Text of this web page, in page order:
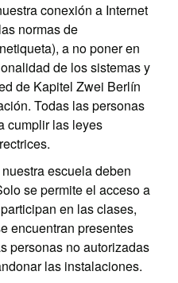
conexión a Internet
normas de
a no poner en
de los sistemas y
de Kapitel Zwei Berlín
Todas las personas
cumplir las leyes
escuela deben
se permite el acceso a
en las clases,
encuentran presentes
personas no autorizadas
las instalaciones.